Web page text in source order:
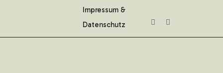
Impressum &
Datenschutz